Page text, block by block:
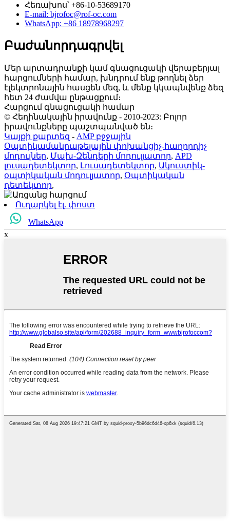
Հեռախոս՝ +86-10-53689170
E-mail: bjrofoc@rof-oc.com
WhatsApp: +86 18978968297
Բաժանորդագրվել
Մեր արտադրանքի կամ գնացուցակի վերաբերյալ
հարցումների համար, խնդրում ենք թողնել ձեր
էլեկտրոնային հասցեն մեզ, և մենք կկապնվենք ձեզ
հետ 24 ժամվա ընթացքում։
Հարցում գնացուցակի համար
© Հեղինակային իրավունք - 2010-2023: Բոլոր
իրավունքները պաշտպանված են։
Կայքի քարտեզ - AMP բջջային
Օպտիկամանրաթելային փոխանցիչ-հաղորդիչ
մոդուլներ, Մախ-Զենդերի մոդուլյատոր, APD
լուսադետեկտոր, Լուսադետեկտոր, Ակուստիկ-
օպտիկական մոդուլյատոր, Օպտիկական
դետեկտոր,
Ուղարկել էլ. փոստ
WhatsApp
x